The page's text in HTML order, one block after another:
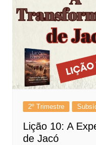
2º Trimestre
Lição 10: A
de Jacó